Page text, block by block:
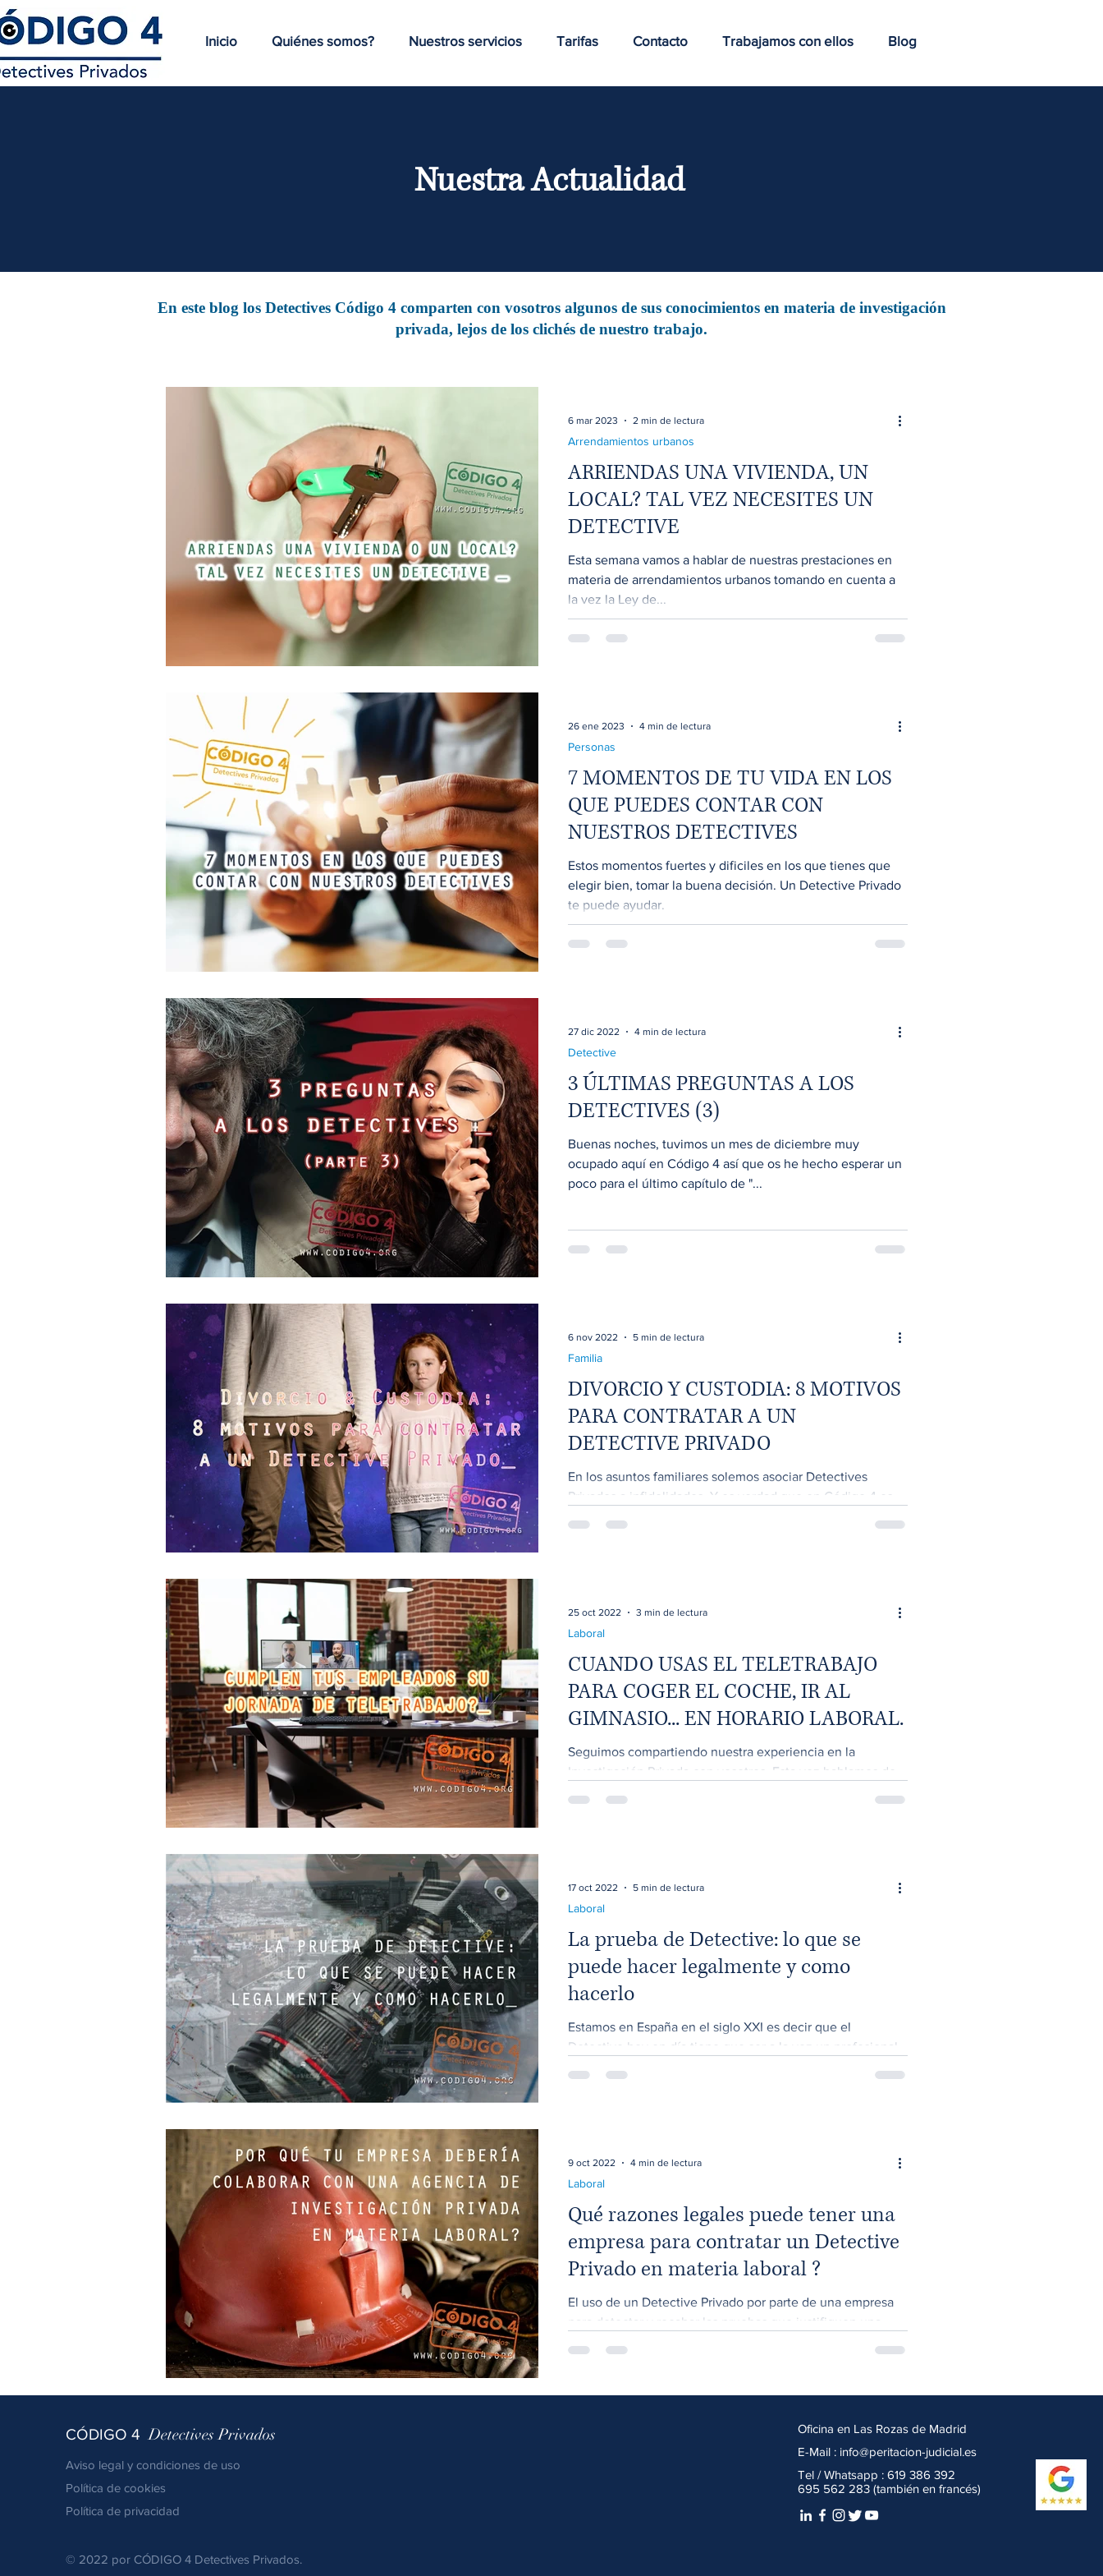
Inicio Quiénes somos? Nuestros servicios Tarifas Contacto Trabajamos con ellos Blog
Nuestra Actualidad
En este blog los Detectives Código 4 comparten con vosotros algunos de sus conocimientos en materia de investigación
privada, lejos de los clichés de nuestro trabajo.
ARRIENDAS UNA VIVIENDA, UN
LOCAL? TAL VEZ NECESITES UN
DETECTIVE
Esta semana vamos a hablar de nuestras prestaciones en
materia de arrendamientos urbanos tomando en cuenta a
la vez la Ley de...
Arrendamientos urbanos
6 mar 2023 2 min de lectura
7 MOMENTOS DE TU VIDA EN LOS
QUE PUEDES CONTAR CON
NUESTROS DETECTIVES
Estos momentos fuertes y dificiles en los que tienes que
elegir bien, tomar la buena decisión. Un Detective Privado
te puede ayudar.
Personas
26 ene 2023 4 min de lectura
3 ÚLTIMAS PREGUNTAS A LOS
DETECTIVES (3)
Buenas noches, tuvimos un mes de diciembre muy
ocupado aquí en Código 4 así que os he hecho esperar un
poco para el último capítulo de "...
Detective
27 dic 2022 4 min de lectura
DIVORCIO Y CUSTODIA: 8 MOTIVOS
PARA CONTRATAR A UN
DETECTIVE PRIVADO
En los asuntos familiares solemos asociar Detectives
Privados a infidelidades. Y es verdad que en Código 4 es
Familia
6 nov 2022 5 min de lectura
CUANDO USAS EL TELETRABAJO
PARA COGER EL COCHE, IR AL
GIMNASIO... EN HORARIO LABORAL.
Seguimos compartiendo nuestra experiencia en la
Investigación Privada con vosotros. Esta vez hablamos de
Laboral
25 oct 2022 3 min de lectura
La prueba de Detective: lo que se
puede hacer legalmente y como
hacerlo
Estamos en España en el siglo XXI es decir que el
Detective hoy en día tiene que ser a la vez un profesional
Laboral
17 oct 2022 5 min de lectura
Qué razones legales puede tener una
empresa para contratar un Detective
Privado en materia laboral ?
El uso de un Detective Privado por parte de una empresa
para detectar y recabar las pruebas que justifiquen una
Laboral
9 oct 2022 4 min de lectura
CÓDIGO 4 Detectives Privados
Aviso legal y condiciones de uso
Política de cookies
Política de privacidad
© 2022 por CÓDIGO 4 Detectives Privados.
Oficina en Las Rozas de Madrid
E-Mail : info@peritacion-judicial.es
Tel / Whatsapp : 619 386 392
695 562 283 (también en francés)